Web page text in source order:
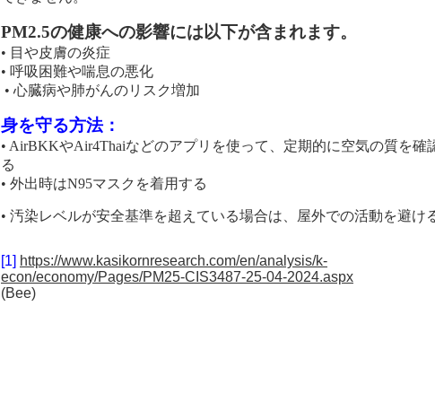
PM2.5の健康への影響には以下が含まれます。
• 目や皮膚の炎症
• 呼吸困難や喘息の悪化
• 心臓病や肺がんのリスク増加
身を守る方法：
• AirBKKやAir4Thaiなどのアプリを使って、定期的に空気の質を確
る
• 外出時はN95マスクを着用する
• 汚染レベルが安全基準を超えている場合は、屋外での活動を避け
[1] https://www.kasikornresearch.com/en/analysis/k-
econ/economy/Pages/PM25-CIS3487-25-04-2024.aspx
(Bee)